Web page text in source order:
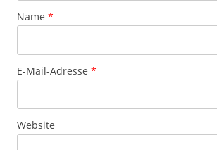
Name *
E-Mail-Adresse *
Website